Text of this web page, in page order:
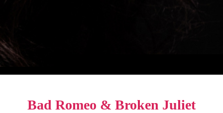
Bad Romeo & Broken Juliet